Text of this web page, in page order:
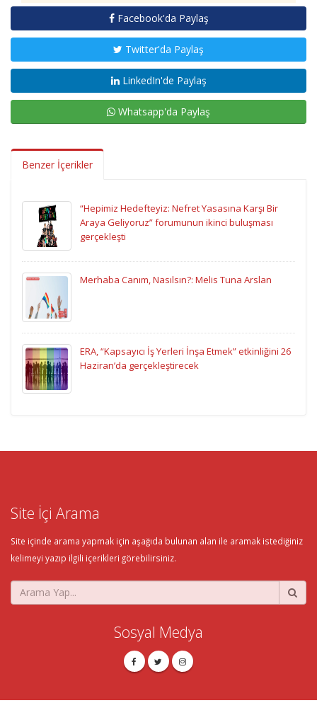
Facebook'da Paylaş
Twitter'da Paylaş
LinkedIn'de Paylaş
Whatsapp'da Paylaş
Benzer İçerikler
“Hepimiz Hedefteyiz: Nefret Yasasına Karşı Bir
Araya Geliyoruz” forumunun ikinci buluşması
gerçekleşti
Merhaba Canım, Nasılsın?: Melis Tuna Arslan
ERA, “Kapsayıcı İş Yerleri İnşa Etmek” etkinliğini 26
Haziran’da gerçekleştirecek
Site İçi Arama
Site içinde arama yapmak için aşağıda bulunan alan ile aramak istediğiniz
kelimeyi yazıp ilgili içerikleri görebilirsiniz.
Sosyal Medya